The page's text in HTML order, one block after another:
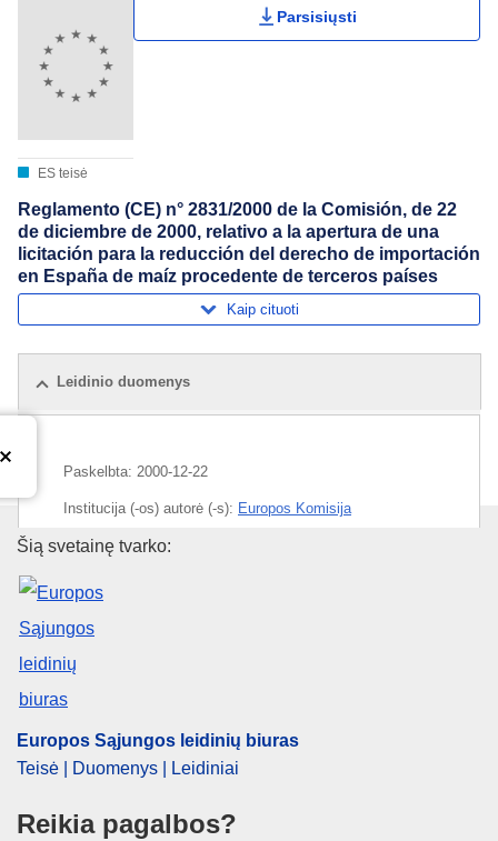
ES teisė
Parsisiųsti
Reglamento (CE) n° 2831/2000 de la Comisión, de 22
de diciembre de 2000, relativo a la apertura de una
licitación para la reducción del derecho de importación
en España de maíz procedente de terceros países
Kaip cituoti
Leidinio duomenys
Paskelbta: 2000-12-22
Institucija (-os) autorė (-s): Europos Komisija
Tema:importas ,
CELEX : 32000R2831
ELI :
OJ : JOL_2000_328_R_0014_01
Europos Sąjungos leidinių
Šią svetainę tvarko:
Europos Sąjungos leidinių biuras
Teisė | Duomenys | Leidiniai
Reikia pagalbos?